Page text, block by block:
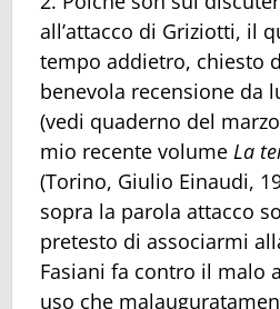
all’attacco di Griziotti, il
tempo addietro, chiesto
benevola recensione da
(vedi quaderno del
mio recente volume La
(Torino, Giulio Einaudi,
sopra la parola attacco
pretesto di associarmi
Fasiani fa contro il malo
uso che